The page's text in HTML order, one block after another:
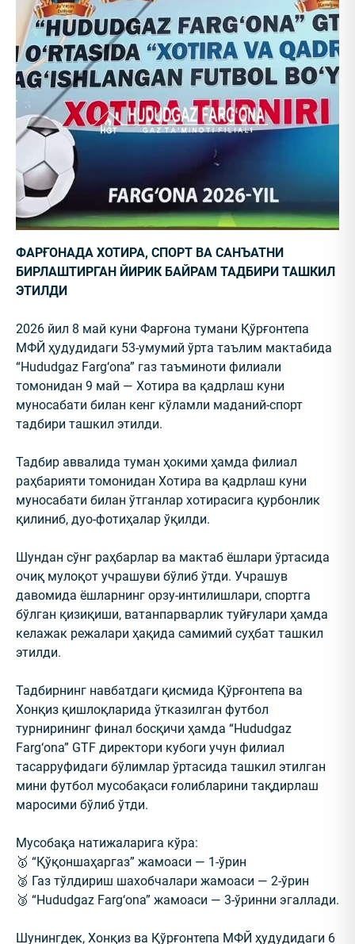
ФАРҒОНАДА ХОТИРА, СПОРТ ВА САНЪАТНИ
БИРЛАШТИРГАН ЙИРИК БАЙРАМ ТАДБИРИ ТАШКИЛ
ЭТИЛДИ
2026 йил 8 май куни Фарғона тумани Қўрғонтепа
МФЙ ҳудудидаги 53-умумий ўрта таълим мактабида
“Hududgaz Farg‘ona” газ таъминоти филиали
томонидан 9 май — Хотира ва қадрлаш куни
муносабати билан кенг кўламли маданий-спорт
тадбири ташкил этилди.
Тадбир аввалида туман ҳокими ҳамда филиал
раҳбарияти томонидан Хотира ва қадрлаш куни
муносабати билан ўтганлар хотирасига қурбонлик
қилиниб, дуо-фотиҳалар ўқилди.
Шундан сўнг раҳбарлар ва мактаб ёшлари ўртасида
очиқ мулоқот учрашуви бўлиб ўтди. Учрашув
давомида ёшларнинг орзу-интилишлари, спортга
бўлган қизиқиши, ватанпарварлик туйғулари ҳамда
келажак режалари ҳақида самимий суҳбат ташкил
этилди.
Тадбирнинг навбатдаги қисмида Қўрғонтепа ва
Хонқиз қишлоқларида ўтказилган футбол
турнирининг финал босқичи ҳамда “Hududgaz
Farg‘ona” GTF директори кубоги учун филиал
тасарруфидаги бўлимлар ўртасида ташкил этилган
мини футбол мусобақаси ғолибларини тақдирлаш
маросими бўлиб ўтди.
Мусобақа натижаларига кўра:
🥇 “Қўқоншаҳаргаз” жамоаси — 1-ўрин
🥈 Газ тўлдириш шахобчалари жамоаси — 2-ўрин
🥉 “Hududgaz Farg‘ona” жамоаси — 3-ўринни эгаллади.
Шунингдек, Хонқиз ва Қўрғонтепа МФЙ ҳудудидаги 6